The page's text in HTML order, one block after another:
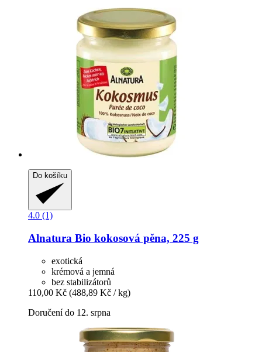
Do košíku
4.0 (1)
Alnatura Bio kokosová pěna, 225 g
exotická
krémová a jemná
bez stabilizátorů
110,00 Kč (488,89 Kč / kg)
Doručení do 12. srpna